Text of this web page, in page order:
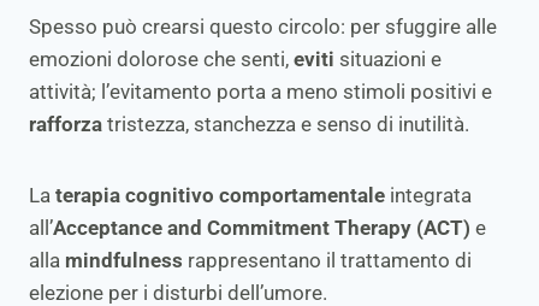
Spesso può crearsi questo circolo: per sfuggire alle
emozioni dolorose che senti, eviti situazioni e
attività; l’evitamento porta a meno stimoli positivi e
rafforza tristezza, stanchezza e senso di inutilità.
La terapia cognitivo comportamentale integrata
all’Acceptance and Commitment Therapy (ACT) e
alla mindfulness rappresentano il trattamento di
elezione per i disturbi dell’umore.